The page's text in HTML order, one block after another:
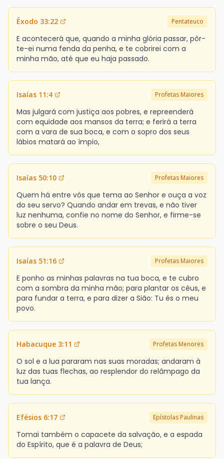
Êxodo 33:22 Pentateuco
E acontecerá que, quando a minha glória passar, pôr-
te-ei numa fenda da penha, e te cobrirei com a
minha mão, até que eu haja passado.
Isaías 11:4 Profetas Maiores
Mas julgará com justiça aos pobres, e repreenderá
com equidade aos mansos da terra; e ferirá a terra
com a vara de sua boca, e com o sopro dos seus
lábios matará ao ímpio,
Isaías 50:10 Profetas Maiores
Quem há entre vós que tema ao Senhor e ouça a voz
do seu servo? Quando andar em trevas, e não tiver
luz nenhuma, confie no nome do Senhor, e firme-se
sobre o seu Deus.
Isaías 51:16 Profetas Maiores
E ponho as minhas palavras na tua boca, e te cubro
com a sombra da minha mão; para plantar os céus, e
para fundar a terra, e para dizer a Sião: Tu és o meu
povo.
Habacuque 3:11 Profetas Menores
O sol e a lua pararam nas suas moradas; andaram à
luz das tuas flechas, ao resplendor do relâmpago da
tua lança.
Efésios 6:17 Epístolas Paulinas
Tomai também o capacete da salvação, e a espada
do Espírito, que é a palavra de Deus;